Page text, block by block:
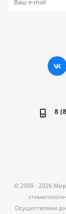
8
© 2009 - 2026
Осуществляем